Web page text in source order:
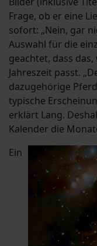
Frage, ob er eine
sofort: „Nein, gar
Auswahl für die
geachtet, dass
Jahreszeit passt.
dazugehörige
typische
erklärt Lang.
Kalender die
Ein